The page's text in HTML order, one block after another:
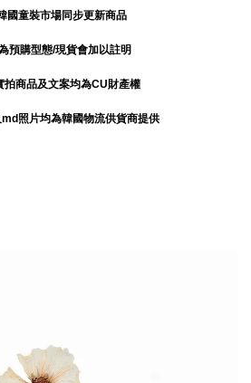
國童裝市場同步更新商品
預購型態/現貨會加以註明
拍商品及文案均為CU財產權
照片均為韓國物流供貨商提供